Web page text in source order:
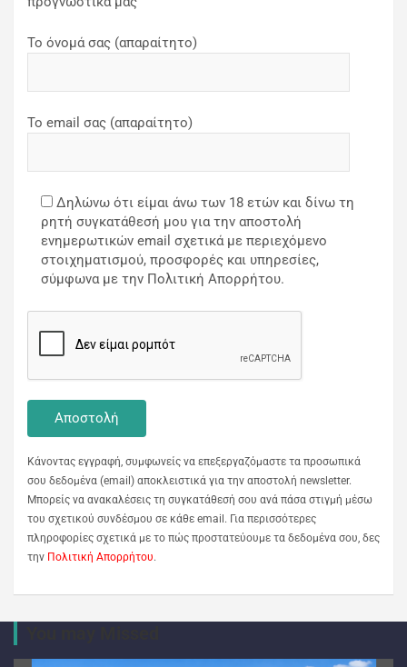
Το όνομά σας (απαραίτητο)
Το email σας (απαραίτητο)
Δηλώνω ότι είμαι άνω των 18 ετών και δίνω τη
ρητή συγκατάθεσή μου για την αποστολή
ενημερωτικών email σχετικά με περιεχόμενο
στοιχηματισμού, προσφορές και υπηρεσίες,
σύμφωνα με την Πολιτική Απορρήτου.
Κάνοντας εγγραφή, συμφωνείς να επεξεργαζόμαστε τα προσωπικά
σου δεδομένα (email) αποκλειστικά για την αποστολή newsletter.
Μπορείς να ανακαλέσεις τη συγκατάθεσή σου ανά πάσα στιγμή μέσω
του σχετικού συνδέσμου σε κάθε email. Για περισσότερες
πληροφορίες σχετικά με το πώς προστατεύουμε τα δεδομένα σου, δες
την Πολιτική Απορρήτου.